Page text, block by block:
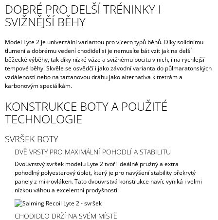
DOBRÉ PRO DELŠÍ TRÉNINKY I
SVIŽNĚJŠÍ BĚHY
Model Lyte 2 je univerzální variantou pro vícero typů běhů. Díky solidnímu
tlumení a dobrému vedení chodidel si je nemusíte bát vzít jak na delší
běžecké výběhy, tak díky nízké váze a svižnému pocitu v nich, i na rychlejší
tempové běhy. Skvěle se osvědčí i jako závodní varianta do půlmaratonských
vzdáleností nebo na tartanovou dráhu jako alternativa k tretrám a
karbonovým speciálkám.
KONSTRUKCE BOTY A POUŽITÉ
TECHNOLOGIE
SVRŠEK BOTY
DVĚ VRSTY PRO MAXIMÁLNÍ POHODLÍ A STABILITU
Dvouvrstvý svršek modelu Lyte 2 tvoří ideálně pružný a extra
pohodlný polyesterový úplet, který je pro navýšení stability překrytý
panely z mikrovláken. Tato dvouvrstvá konstrukce navíc vyniká i velmi
nízkou váhou a excelentní prodyšností.
CHODIDLO DRŽÍ NA SVÉM MÍSTĚ